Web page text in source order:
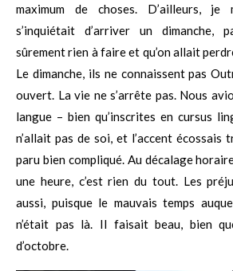
maximum de choses. D’ailleurs, je
s’inquiétait d’arriver un dimanche,
sûrement rien à faire et qu’on allait
Le dimanche, ils ne connaissent pas
ouvert. La vie ne s’arrête pas. Nous
langue – bien qu’inscrites en cursus
n’allait pas de soi, et l’accent écossais
paru bien compliqué. Au décalage
une heure, c’est rien du tout. Les
aussi, puisque le mauvais temps
n’était pas là. Il faisait beau, bien
d’octobre.